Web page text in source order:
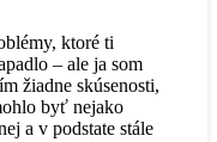
ktoré ti
– ale ja som
žiadne skúsenosti,
byť nejako
a v podstate stále